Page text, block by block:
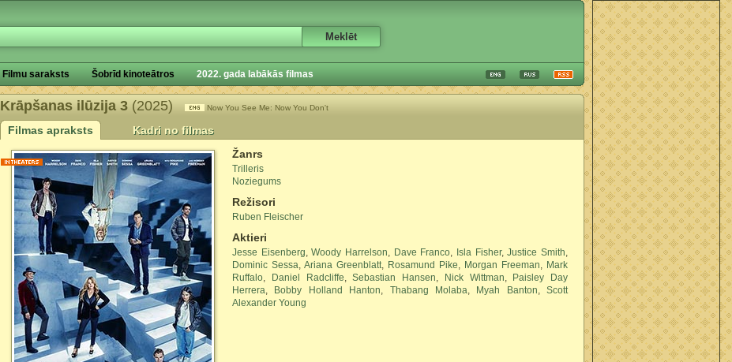
Filmu saraksts Šobrīd kinoteātros 2022. gada labākās filmas
Krāpšanas ilūzija 3 (2025) Now You See Me: Now You Don't
Filmas apraksts
Kadri no filmas
Žanrs
Trilleris
Noziegums
Režisori
Ruben Fleischer
Aktieri
Jesse Eisenberg,Woody Harrelson, Dave Franco, Isla Fisher,Justice Smith,
Dominic Sessa, Ariana Greenblatt, Rosamund Pike, Morgan Freeman, Mark
Ruffalo, Daniel Radcliffe,Sebastian Hansen, Nick Wittman,
Paisley Day
Herrera, Bobby Holland Hanton, Thabang Molaba, Myah Banton, Scott
Alexander Young